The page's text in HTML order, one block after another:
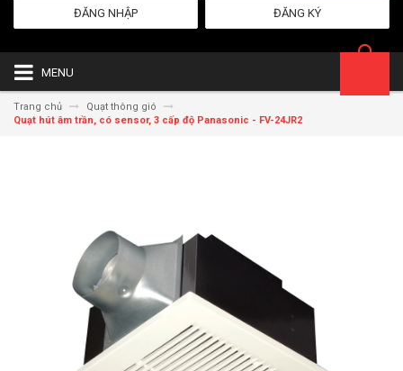
ĐĂNG KÝ
ĐĂNG NHẬP
MENU
Trang chủ
Quạt thông gió
Quạt hút âm trần, có sensor, 3 cấp độ Panasonic - FV-24JR2